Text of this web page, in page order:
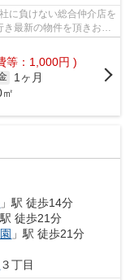
に負けない総合仲介店を
最新の物件を頂きお客
等：1,000円 )
1ヶ月
」駅 徒歩14分
駅 徒歩21分
」駅 徒歩21分
３丁目